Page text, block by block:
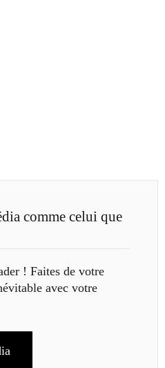
comme celui que
! Faites de votre
avec votre